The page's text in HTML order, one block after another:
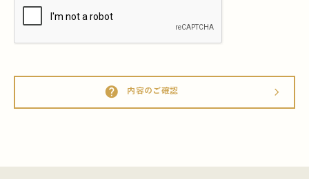
help 内容のご確認 arrow_forward_ios